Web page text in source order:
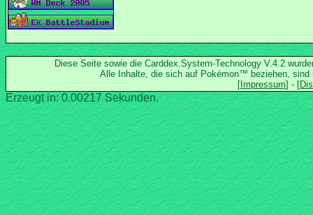
Diese Seite sowie die Carddex.System-Technology V.4.2
Alle Inhalte, die sich auf Pokémon™ beziehen, sind
Erzeugt in: 0.00217 Sekunden.